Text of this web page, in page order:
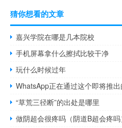
猜你想看的文章
嘉兴学院在哪是几本院校
手机屏幕拿什么擦拭比较干净
玩什么时候过年
WhatsApp正在通过这个即将推
“草荒三径断”的出处是哪里
做阴超会很疼吗（阴道B超会疼吗